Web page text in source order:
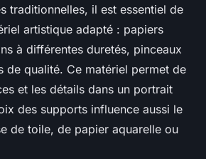
traditionnelles, il est essentiel de
artistique adapté : papiers
à différentes duretés, pinceaux
de qualité. Ce matériel permet de
et les détails dans un portrait
des supports influence aussi le
de toile, de papier aquarelle ou